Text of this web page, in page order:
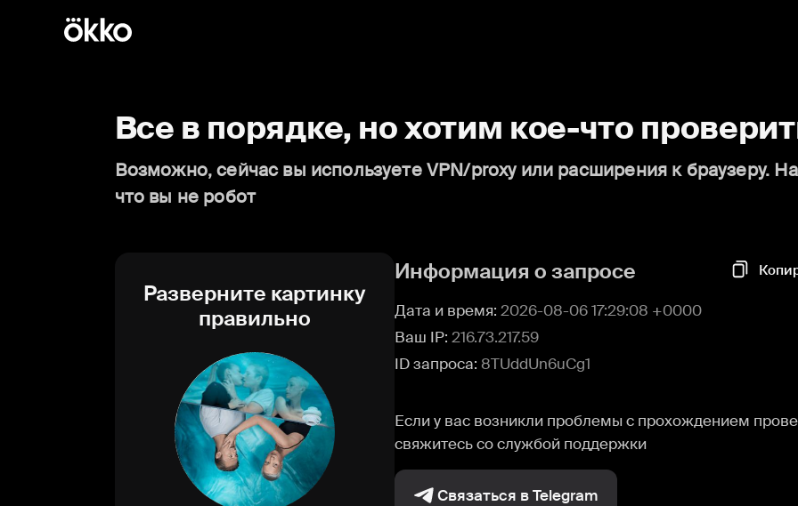
Все в порядке, но хотим кое-что
Возможно, сейчас вы используете VPN/proxy или расширения к браузеру.
что вы не робот
Разверните картинку
правильно
Информация о запросе
Дата и время: 2026-08-06 17:29:08 +0000
Ваш IP: 216.73.217.59
ID запроса: 8TUddUn6uCg1
Если у вас возникли проблемы с прохождением
свяжитесь со службой поддержки
Связаться в Telegram